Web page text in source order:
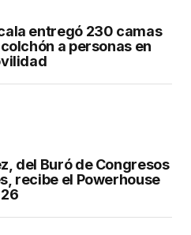
entregó 230 camas
a personas en
del Buró de Congresos
recibe el Powerhouse